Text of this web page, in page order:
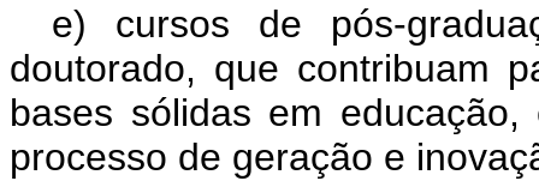
e) cursos de pós-
doutorado, que contribuam
bases sólidas em
processo de geração e